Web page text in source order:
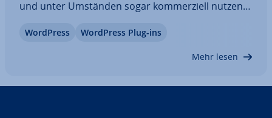
und unter Umständen sogar kom­mer­zi­ell nutzen
Plugin ein wichtiges Werkzeug. Hier erfahren Sie
mehr über die fünf besten WordPress-Plugins für
WordPress WordPress Plug-ins
Mehr lesen